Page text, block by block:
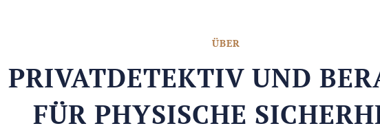
ÜBER
PRIVATDETEKTIV UND
FÜR PHYSISCHE